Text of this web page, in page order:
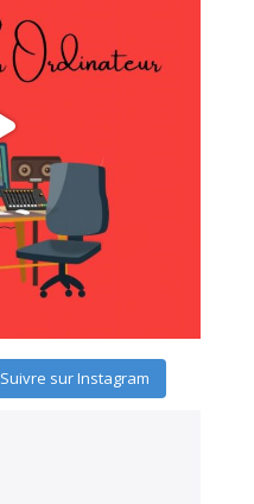
Suivre sur Instagram